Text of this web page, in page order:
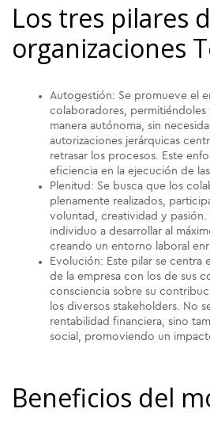
Los tres pilares
organizaciones
Autogestión: Se promueve el
colaboradores, permitiéndoles
manera autónoma, sin
autorizaciones jerárquicas
retrasar los procesos. Este
eficiencia en la ejecución de
Plenitud: Se busca que los
plenamente realizados,
voluntad, creatividad y pasión.
individuo a desarrollar al
creando un entorno laboral
Evolución: Este pilar se centra
de la empresa con los de sus
consciencia sobre su
los diversos stakeholders. No
rentabilidad financiera, sino
social, promoviendo un
Beneficios del